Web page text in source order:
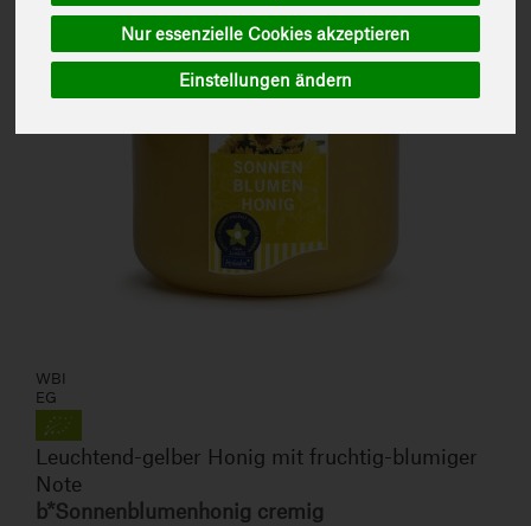
Nur essenzielle Cookies akzeptieren
Einstellungen ändern
WBI
EG
Leuchtend-gelber Honig mit fruchtig-blumiger
Note
b*Sonnenblumenhonig cremig